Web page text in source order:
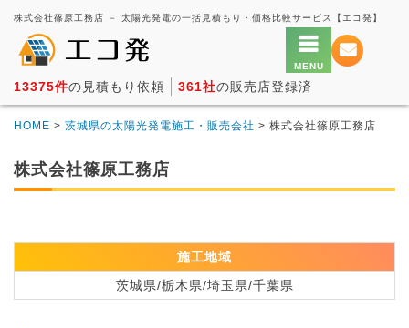
株式会社篠原工務店 － 太陽光発電の一括見積もり・価格比較サービス【エコ発】
13375件の見積もり依頼 361社の販売店登録済
HOME > 茨城県の太陽光発電施工・販売会社 > 株式会社篠原工務店
株式会社篠原工務店
施工地域
茨城県/栃木県/埼玉県/千葉県